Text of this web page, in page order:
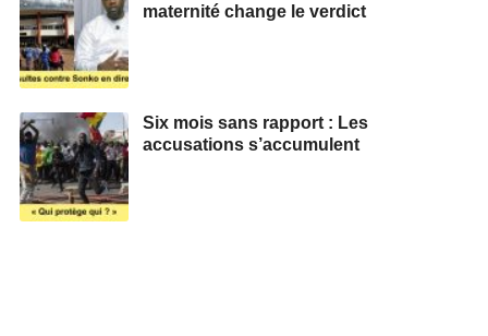
maternité change le verdict
Six mois sans rapport : Les
accusations s’accumulent